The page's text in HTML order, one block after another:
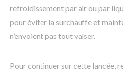
refroidissement par air ou par
pour éviter la surchauffe et
n’envoient pas tout valser.
Pour continuer sur cette lancée,